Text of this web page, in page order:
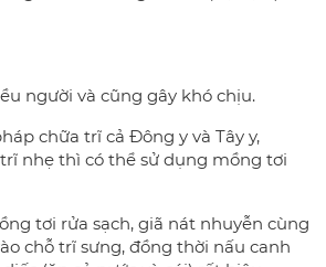
người và cũng gây khó chịu.
chữa trĩ cả Đông y và Tây y,
nhẹ thì có thể sử dụng mồng tơi
tơi rửa sạch, giã nát nhuyễn cùng
chỗ trĩ sưng, đồng thời nấu canh